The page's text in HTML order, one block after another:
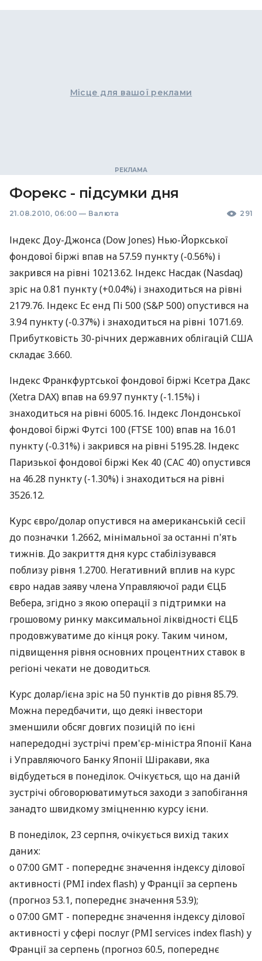
Місце для вашої реклами
Форекс - підсумки дня
21.08.2010, 06:00 — Валюта 291
Індекс Доу-Джонса (Dow Jones) Нью-Йоркської
фондової біржі впав на 57.59 пункту (-0.56%) і
закрився на рівні 10213.62. Індекс Насдак (Nasdaq)
зріс на 0.81 пункту (+0.04%) і знаходиться на рівні
2179.76. Індекс Ес енд Пі 500 (S&P 500) опустився на
3.94 пункту (-0.37%) і знаходиться на рівні 1071.69.
Прибутковість 30-річних державних облігацій США
складає 3.660.
Індекс Франкфуртської фондової біржі Ксетра Дакс
(Xetra DAX) впав на 69.97 пункту (-1.15%) і
знаходиться на рівні 6005.16. Індекс Лондонської
фондової біржі Футсі 100 (FTSE 100) впав на 16.01
пункту (-0.31%) і закрився на рівні 5195.28. Індекс
Паризької фондової біржі Кек 40 (CAC 40) опустився
на 46.28 пункту (-1.30%) і знаходиться на рівні
3526.12.
Курс євро/долар опустився на американській сесії
до позначки 1.2662, мінімальної за останні п'ять
тижнів. До закриття дня курс стабілізувався
поблизу рівня 1.2700. Негативний вплив на курс
євро надав заяву члена Управляючої ради ЄЦБ
Вебера, згідно з якою операції з підтримки на
грошовому ринку максимальної ліквідності ЄЦБ
продовжуватиме до кінця року. Таким чином,
підвищення рівня основних процентних ставок в
регіоні чекати не доводиться.
Курс долар/ієна зріс на 50 пунктів до рівня 85.79.
Можна передбачити, що деякі інвестори
зменшили обсяг довгих позицій по ієні
напередодні зустрічі прем'єр-міністра Японії Кана
і Управляючого Банку Японії Шіракави, яка
відбудеться в понеділок. Очікується, що на даній
зустрічі обговорюватимуться заходи з запобігання
занадто швидкому зміцненню курсу ієни.
В понеділок, 23 серпня, очікується вихід таких
даних:
о 07:00 GMT - попереднє значення індексу ділової
активності (PMI index flash) у Франції за серпень
(прогноз 53.1, попереднє значення 53.9);
о 07:00 GMT - попереднє значення індексу ділової
активності у сфері послуг (PMI services index flash) у
Франції за серпень (прогноз 60.5, попереднє